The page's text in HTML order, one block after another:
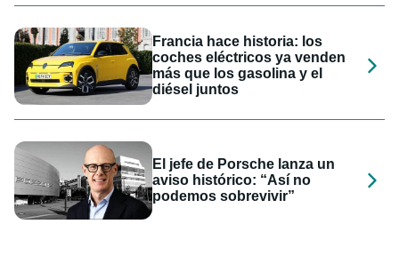
Francia hace historia: los
coches eléctricos ya venden
más que los gasolina y el
diésel juntos
El jefe de Porsche lanza un
aviso histórico: “Así no
podemos sobrevivir”